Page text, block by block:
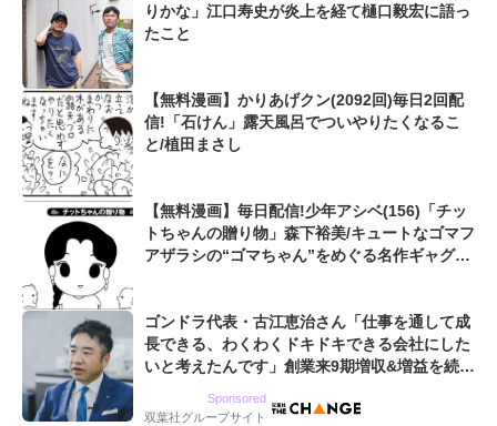
りかな」江口寿史が炎上を経て樋口毅宏に語っ
たこと
【無料漫画】かりあげクン(2092回)毎日2回配
信!「石けん」露天風呂でついやりたくなるこ
と/植田まさし
【無料漫画】毎日配信!少年アシベ(156)「チッ
トちゃんの贈り物」森下裕美/キュートなゴマフ
アザラシの“ゴマちゃん”をめぐる名作ギャグ4
ゴンドラ代表・古江恵治さん「仕事を通して成
長できる、わくわくドキドキできる会社にした
いと考えたんです」創業来9期増収&増益を続け
Sponsored
双葉社グループサイト